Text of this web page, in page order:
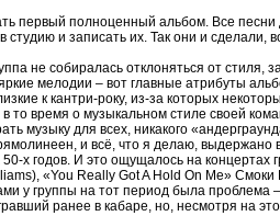
первый полноценный альбом. Все
студию и записать их. Так они и
не собиралась отклоняться от
мелодии – вот главные атрибуты
к кантри-року, из-за которых
то время о музыкальном стиле своей
музыку для всех, никакого
и всё, что я делаю,
х годов. И это ощущалось на
«You Really Got A Hold On Me»
у группы на тот период была
ранее в кабаре, но, несмотря на